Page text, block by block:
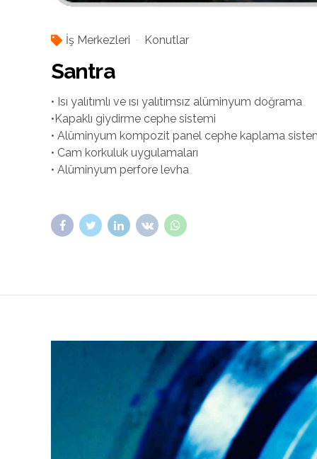
İş Merkezleri Konutlar
Santra
• Isı yalıtımlı ve ısı yalıtımsız alüminyum doğrama
•Kapaklı giydirme cephe sistemi
• Alüminyum kompozit panel cephe kaplama
• Cam korkuluk uygulamaları
• Alüminyum perfore levha